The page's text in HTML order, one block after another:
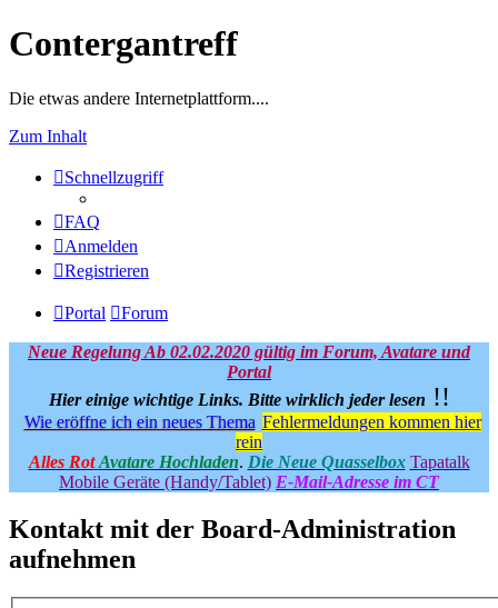
Contergantreff
Die etwas andere Internetplattform....
Zum Inhalt
Schnellzugriff
FAQ
Anmelden
Registrieren
Portal Forum
Neue Regelung Ab 02.02.2020 gültig im Forum, Avatare und
Portal
Hier einige wichtige Links. Bitte wirklich jeder lesen !!
Wie eröffne ich ein neues Thema Fehlermeldungen kommen hier
rein
Alles Rot Avatare Hochladen. Die Neue Quasselbox Tapatalk
Mobile Geräte (Handy/Tablet) E-Mail-Adresse im CT
Kontakt mit der Board-Administration
aufnehmen